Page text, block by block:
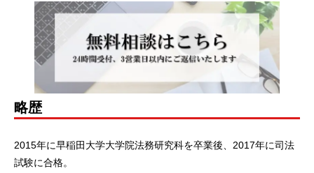
略歴
2015年に早稲田大学大学院法務研究科を卒業後、2017年に司法
試験に合格。